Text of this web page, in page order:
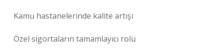
Kamu hastanelerinde kalite artışı
Özel sigortaların tamamlayıcı rolü